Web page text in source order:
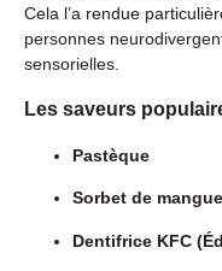
Cela l’a rendue
personnes
sensorielles.
Les saveurs
Pastèque
Sorbet de mangue
Dentifrice KFC